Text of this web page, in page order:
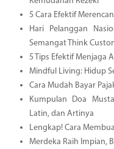
5 Cara Efektif
Hari Pelanggan
Semangat Think
5 Tips Efektif Menjaga
Mindful Living: Hidup
Cara Mudah Bayar
Kumpulan Doa
Latin, dan Artinya
Lengkap! Cara
Merdeka Raih Impian,